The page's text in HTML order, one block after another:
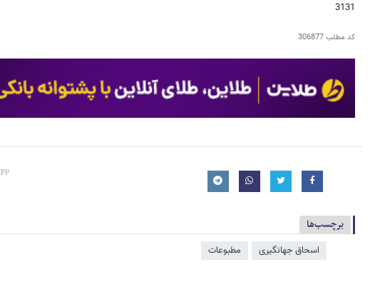
3131
کد مطلب306877
برچسب‌ها
اسحاق جهانگیری مطبوعات